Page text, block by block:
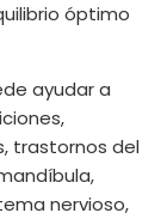
óptimo
ayudar a
trastornos del
nervioso,